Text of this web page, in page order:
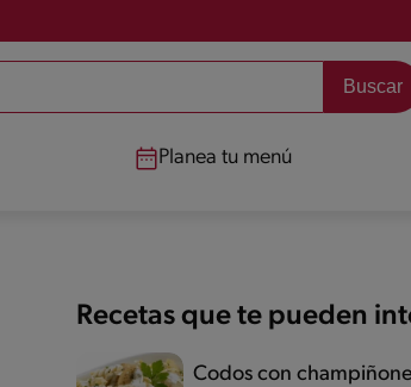
Planea tu menú
Recetas que te pueden
Codos con